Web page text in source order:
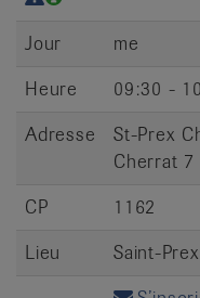
Jour
me
Heure
09:30 -
Adresse
St-Prex
Cherrat 7
CP
1162
Lieu
Saint-Prex